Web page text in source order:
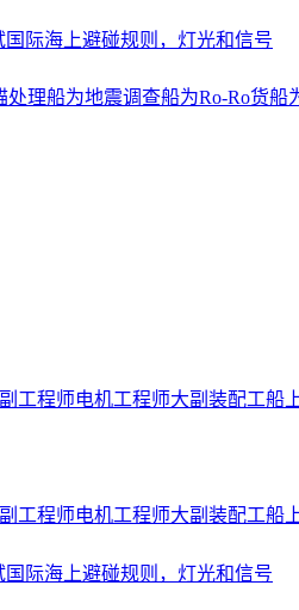
国际海上避碰规则，灯光和信号
处理船为地震调查船为Ro-Ro货船
工程师电机工程师大副 装配工船
工程师电机工程师大副 装配工船
国际海上避碰规则，灯光和信号